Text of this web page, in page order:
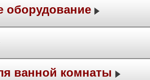
оборудование
ванной комнаты